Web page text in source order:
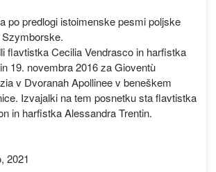
po predlogi istoimenske pesmi poljske
flavtistka Cecilia Vendrasco in harfistka
19. novembra 2016 za Gioventù
v Dvoranah Apollinee v beneškem
Izvajalki na tem posnetku sta flavtistka
in harfistka Alessandra Trentin.
2021